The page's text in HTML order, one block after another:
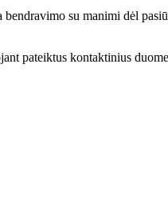
su manimi dėl
pateiktus kontaktinius